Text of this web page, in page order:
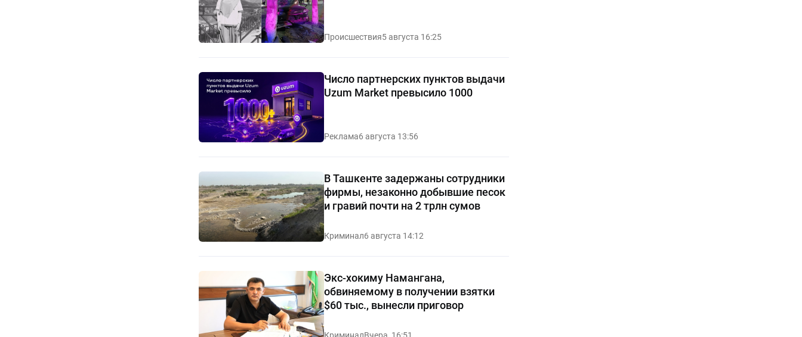
Происшествия5 августа 16:25
Число партнерских пунктов выдачи
Uzum Market превысило 1000
Реклама6 августа 13:56
В Ташкенте задержаны сотрудники
фирмы, незаконно добывшие песок
и гравий почти на 2 трлн сумов
Криминал6 августа 14:12
Экс-хокиму Намангана,
обвиняемому в получении взятки
$60 тыс., вынесли приговор